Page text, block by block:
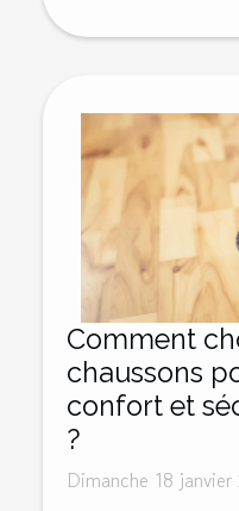
Comment
chaussons
confort et
?
Dimanche 18